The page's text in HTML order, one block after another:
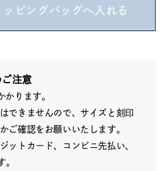
(tax
in)
ッピングバッグへ入れる
注意
ります。
できませんので、サイズと刻印
ご確認をお願いいたします。
ットカード、コンビニ先払い、
。